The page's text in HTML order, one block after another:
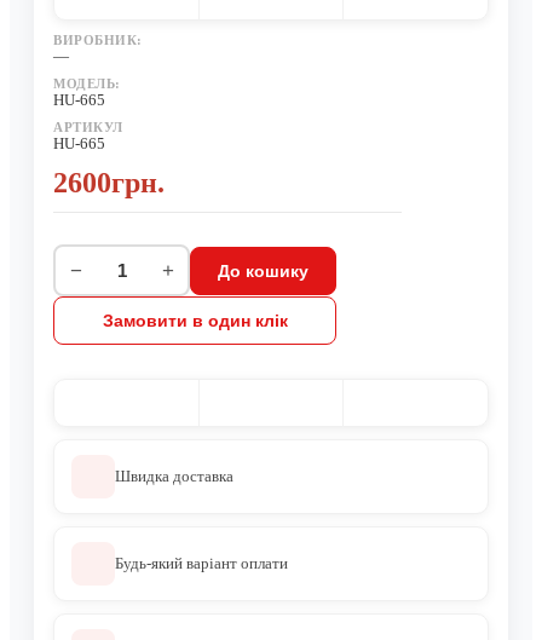
ВИРОБНИК:
—
МОДЕЛЬ:
HU-665
АРТИКУЛ
HU-665
2600грн.
− + До кошику
Замовити в один клік
Швидка доставка
Будь-який варіант оплати